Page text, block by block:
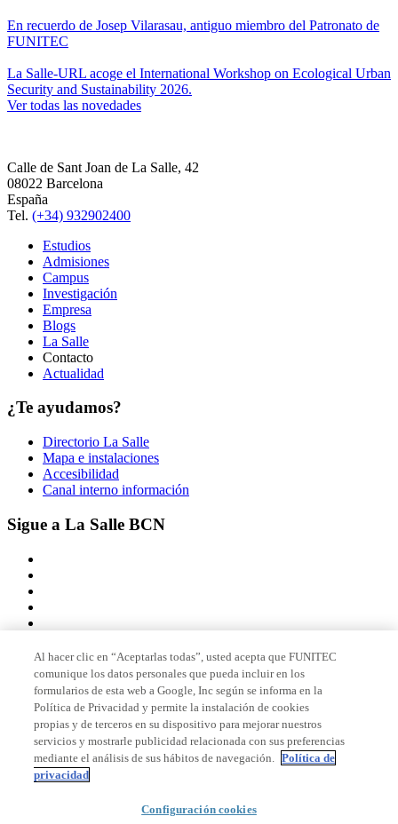
En recuerdo de Josep Vilarasau, antiguo miembro del Patronato de
FUNITEC
La Salle-URL acoge el International Workshop on Ecological Urban
Security and Sustainability 2026.
Ver todas las novedades
Calle de Sant Joan de La Salle, 42
08022 Barcelona
España
Tel. (+34) 932902400
Estudios
Admisiones
Campus
Investigación
Empresa
Blogs
La Salle
Contacto
Actualidad
¿Te ayudamos?
Directorio La Salle
Mapa e instalaciones
Accesibilidad
Canal interno información
Sigue a La Salle BCN
Miembro de
Acreditaciones
© 2026 La Salle Campus Barcelona - URL |
Al hacer clic en “Aceptarlas todas”, usted acepta que FUNITEC
comunique los datos personales que pueda incluir en los
formularios de esta web a Google, Inc según se informa en la
Política de Privacidad y permite la instalación de cookies
propias y de terceros en su dispositivo para mejorar nuestros
servicios y mostrarle publicidad relacionada con sus preferencias
mediante el análisis de sus hábitos de navegación. Política de
privacidad
Configuración cookies